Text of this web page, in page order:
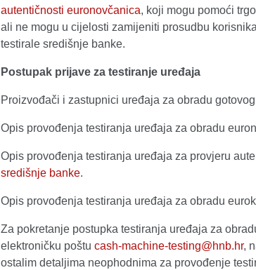
autentičnosti euronovčanica, koji mogu pomoći
ali ne mogu u cijelosti zamijeniti prosudbu
testirale središnje banke.
Postupak prijave za testiranje uređaja
Proizvođači i zastupnici uređaja za obradu
Opis provođenja testiranja uređaja za obradu
Opis provođenja testiranja uređaja za provjeru
središnje banke.
Opis provođenja testiranja uređaja za obradu
Za pokretanje postupka testiranja uređaja za
elektroničku poštu cash-machine-testing@hnb.hr,
ostalim detaljima neophodnima za provođenje